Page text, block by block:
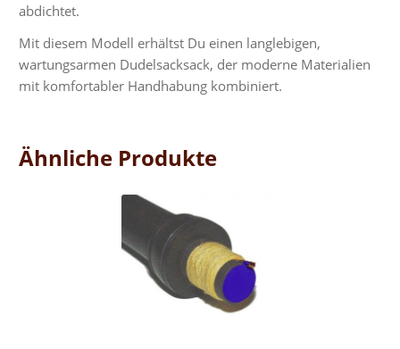
abdichtet.
Mit diesem Modell erhältst Du einen langlebigen,
wartungsarmen Dudelsacksack, der moderne Materialien
mit komfortabler Handhabung kombiniert.
Ähnliche Produkte